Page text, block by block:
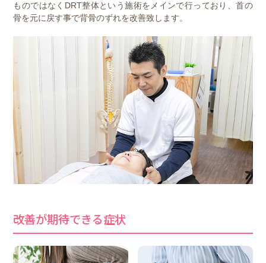
ものではなくDRT整体という施術をメインで行っており、首の
骨を元に戻す事で背骨のずれを改善致します。
改善が期待できる症状